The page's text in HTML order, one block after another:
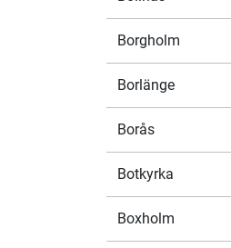
Borgholm
Borlänge
Borås
Botkyrka
Boxholm